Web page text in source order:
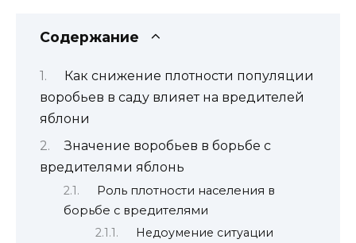
Содержание
Как снижение плотности популяции
воробьев в саду влияет на вредителей
яблони
Значение воробьев в борьбе с
вредителями яблонь
Роль плотности населения в
борьбе с вредителями
Недоумение ситуации